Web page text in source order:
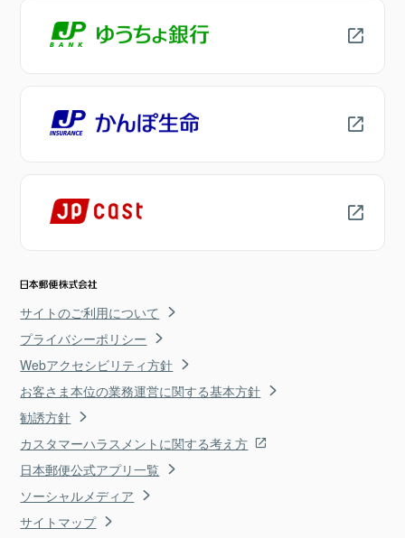
サイトのご利用について
プライバシーポリシー
Webアクセシビリティ方針
お客さま本位の業務運営に関する基本方針
勧誘方針
カスタマーハラスメントに関する考え方
日本郵便公式アプリ一覧
ソーシャルメディア
サイトマップ